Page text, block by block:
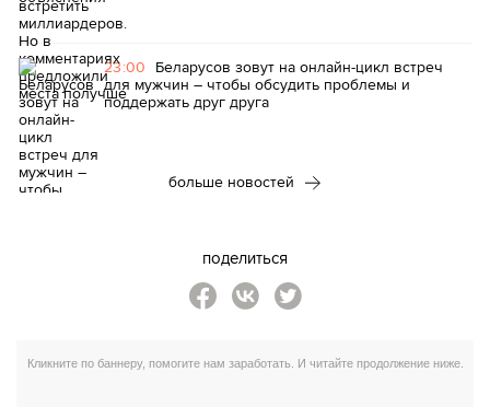
23:00 Беларусов зовут на онлайн-цикл встреч
для мужчин – чтобы обсудить проблемы и
поддержать друг друга
больше новостей
поделиться